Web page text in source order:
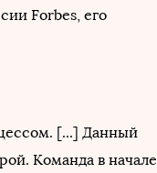
Forbes, его
[...] Данный
Команда в начале